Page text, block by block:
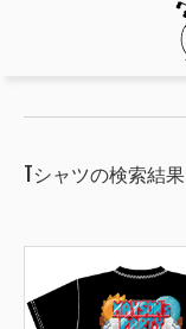
Tシャツの検索結果